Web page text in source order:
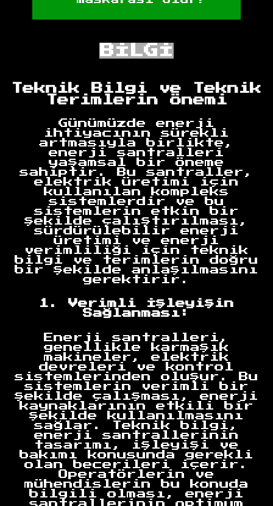
BİLGİ
Teknik Bilgi ve Teknik
Terimlerin Önemi
Günümüzde enerji
ihtiyacının sürekli
artmasıyla birlikte,
enerji santralleri
yaşamsal bir öneme
sahiptir. Bu santraller,
elektrik üretimi için
kullanılan kompleks
sistemlerdir ve bu
sistemlerin etkin bir
şekilde çalıştırılması,
sürdürülebilir enerji
üretimi ve enerji
verimliliği için teknik
bilgi ve terimlerin doğru
bir şekilde anlaşılmasını
gerektirir.
1. Verimli İşleyişin
Sağlanması:
Enerji santralleri,
genellikle karmaşık
makineler, elektrik
devreleri ve kontrol
sistemlerinden oluşur. Bu
sistemlerin verimli bir
şekilde çalışması, enerji
kaynaklarının etkili bir
şekilde kullanılmasını
sağlar. Teknik bilgi,
enerji santrallerinin
tasarımı, işleyişi ve
bakımı konusunda gerekli
olan becerileri içerir.
Operatörlerin ve
mühendislerin bu konuda
bilgili olması, enerji
santrallerinin optimum